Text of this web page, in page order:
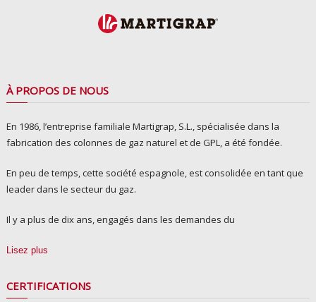
À PROPOS DE NOUS
En 1986, l’entreprise familiale Martigrap, S.L., spécialisée dans la
fabrication des colonnes de gaz naturel et de GPL, a été fondée.
En peu de temps, cette société espagnole, est consolidée en tant que
leader dans le secteur du gaz.
Il y a plus de dix ans, engagés dans les demandes du
Lisez plus
CERTIFICATIONS